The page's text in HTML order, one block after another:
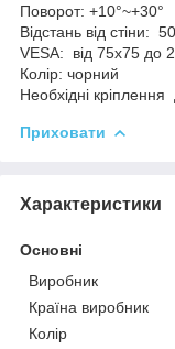
Поворот: +10°~+30°
Відстань від стіни:
VESA: від 75х75 до
Колір: чорний
Необхідні
Приховати
Характеристики
Основні
Виробник
Країна виробник
Колір